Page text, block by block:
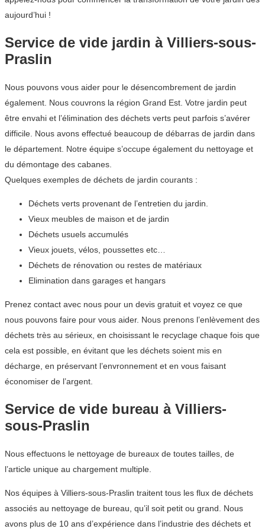
aujourd’hui !
Service de vide jardin à Villiers-sous-
Praslin
Nous pouvons vous aider pour le désencombrement de jardin
également. Nous couvrons la région Grand Est. Votre jardin peut
être envahi et l’élimination des déchets verts peut parfois s’avérer
difficile. Nous avons effectué beaucoup de débarras de jardin dans
le département. Notre équipe s’occupe également du nettoyage et
du démontage des cabanes.
Quelques exemples de déchets de jardin courants :
Déchets verts provenant de l’entretien du jardin.
Vieux meubles de maison et de jardin
Déchets usuels accumulés
Vieux jouets, vélos, poussettes etc…
Déchets de rénovation ou restes de matériaux
Elimination dans garages et hangars
Prenez contact avec nous pour un devis gratuit et voyez ce que
nous pouvons faire pour vous aider. Nous prenons l’enlèvement des
déchets très au sérieux, en choisissant le recyclage chaque fois que
cela est possible, en évitant que les déchets soient mis en
décharge, en préservant l’envronnement et en vous faisant
économiser de l’argent.
Service de vide bureau à Villiers-
sous-Praslin
Nous effectuons le nettoyage de bureaux de toutes tailles, de
l’article unique au chargement multiple.
Nos équipes à Villiers-sous-Praslin traitent tous les flux de déchets
associés au nettoyage de bureau, qu’il soit petit ou grand. Nous
avons plus de 10 ans d’expérience dans l’industrie des déchets et